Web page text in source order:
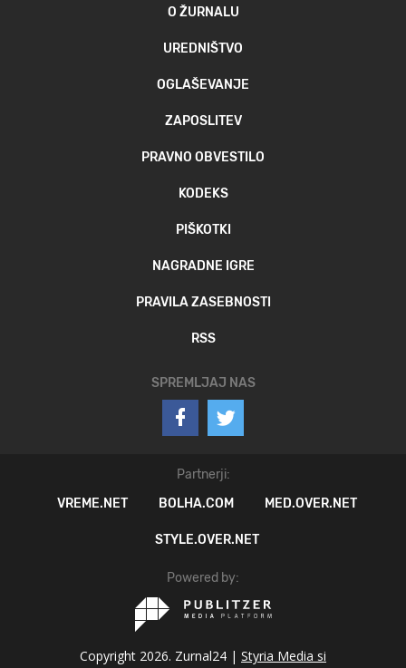
O ŽURNALU
UREDNIŠTVO
OGLAŠEVANJE
ZAPOSLITEV
PRAVNO OBVESTILO
KODEKS
PIŠKOTKI
NAGRADNE IGRE
PRAVILA ZASEBNOSTI
RSS
SPREMLJAJ NAS
Partnerji:
VREME.NET
BOLHA.COM MED.OVER.NET
STYLE.OVER.NET
Powered by:
Copyright 2026. Zurnal24 | Styria Media si